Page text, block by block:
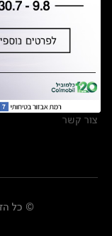
מצאו אותנו
אולמות תצוגה
מרכזי שירות
צור קשר
© כל